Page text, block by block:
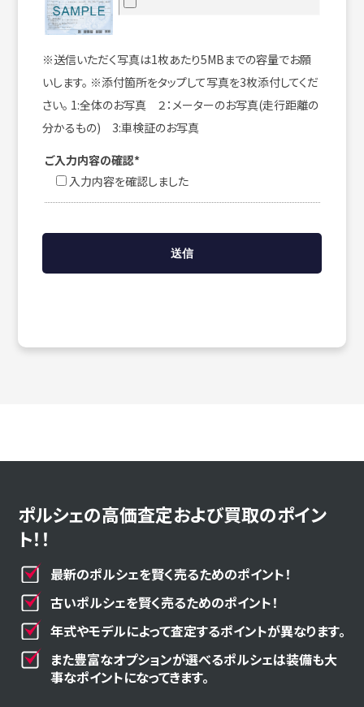
※送信いただく写真は1枚あたり5MBまでの容量でお願
いします。 ※添付箇所をタップして写真を3枚添付してくだ
さい。 1:全体のお写真 ２：メーターのお写真(走行距離の
分かるもの) 3:車検証のお写真
ご入力内容の確認*
入力内容を確認しました
ポルシェの高価査定および買取のポイン
ト！！
最新のポルシェを賢く売るためのポイント！
古いポルシェを賢く売るためのポイント！
年式やモデルによって査定するポイントが異なります。
また豊富なオプションが選べるポルシェは装備も大
事なポイントになってきます。